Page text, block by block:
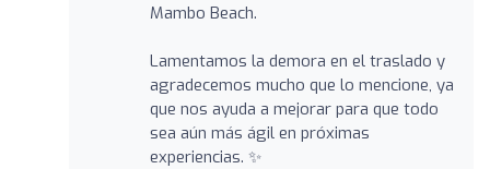
Mambo Beach.
Lamentamos la demora en el traslado y
agradecemos mucho que lo mencione, ya
que nos ayuda a mejorar para que todo
sea aún más ágil en próximas
experiencias. ✨